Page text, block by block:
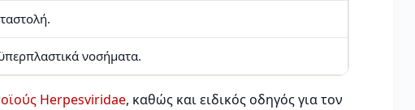
νοσήματα.
Herpesviridae, καθώς και ειδικός οδηγός για τον